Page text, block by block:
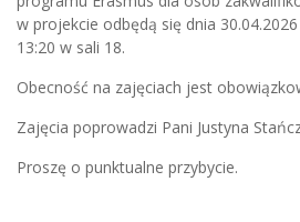
w projekcie odbędą się dnia
13:20 w sali 18.
Obecność na zajęciach jest
Zajęcia poprowadzi Pani Justyna
Proszę o punktualne przybycie.